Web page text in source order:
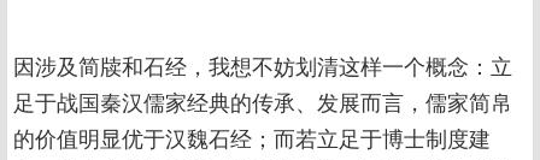
因涉及简牍和石经，我想不妨划清这样一个概念：立
足于战国秦汉儒家经典的传承、发展而言，儒家简帛
的价值明显优于汉魏石经；而若立足于博士制度建